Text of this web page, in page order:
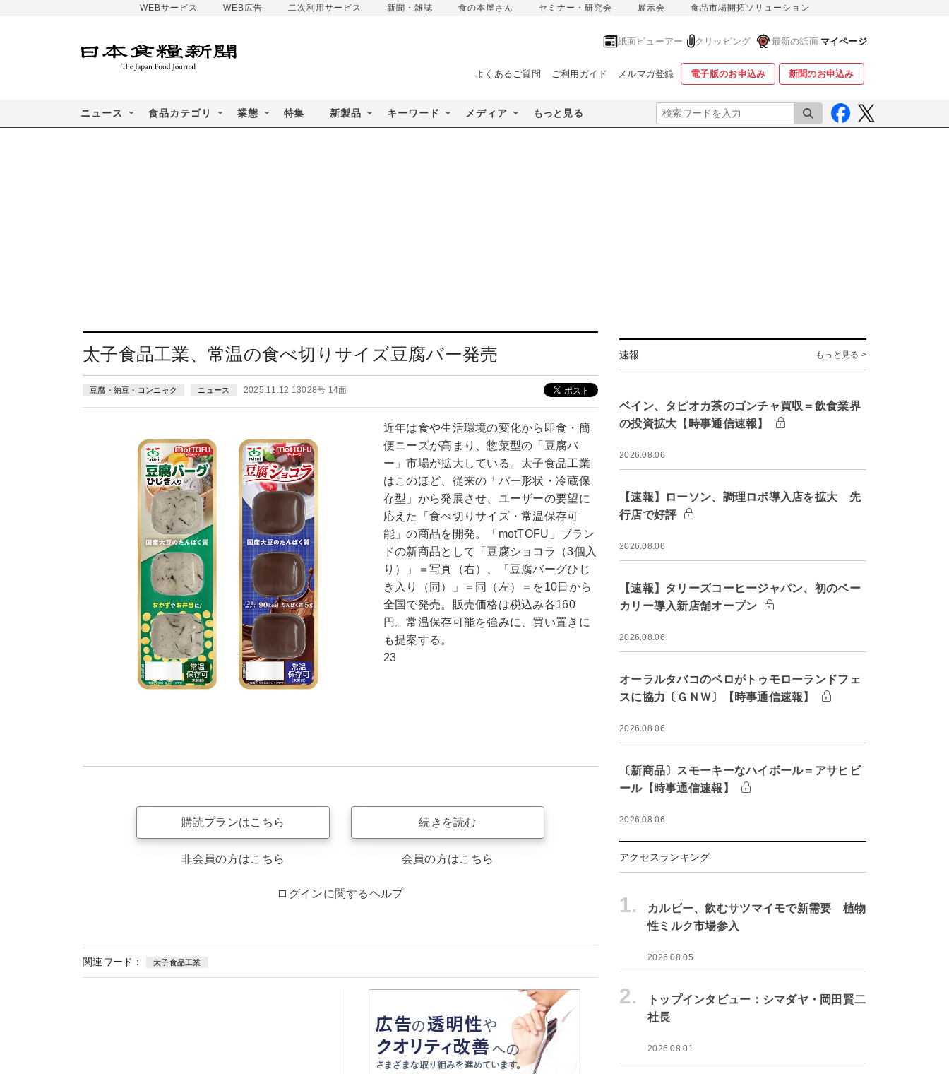
WEBサービス WEB広告 二次利用サービス 新聞・雑誌 食の本屋さん セミナー・研究会 展示会 食品市場開拓ソリューション
紙面ビューアー クリッピング 最新の紙面 マイページ
よくあるご質問 ご利用ガイド メルマガ登録 電子版のお申込み 新聞のお申込み
ニュース 食品カテゴリ 業態 特集 新製品 キーワード メディア もっと見る 検索
太子食品工業、常温の食べ切りサイズ豆腐バー発売
豆腐・納豆・コンニャク ニュース 2025.11.12 13028号 14面
近年は食や生活環境の変化から即食・簡
便ニーズが高まり、惣菜型の「豆腐バ
ー」市場が拡大している。太子食品工業
はこのほど、従来の「バー形状・冷蔵保
存型」から発展させ、ユーザーの要望に
応えた「食べ切りサイズ・常温保存可
能」の商品を開発。「motTOFU」ブラン
ドの新商品として「豆腐ショコラ（3個入
り）」＝写真（右）、「豆腐バーグひじ
き入り（同）」＝同（左）＝を10日から
全国で発売。販売価格は税込み各160
円。常温保存可能を強みに、買い置きに
も提案する。
23
購読プランはこちら
非会員の方はこちら
続きを読む
会員の方はこちら
ログインに関するヘルプ
関連ワード： 太子食品工業
速報 もっと見る >
ベイン、タピオカ茶のゴンチャ買収＝飲食業界
の投資拡大【時事通信速報】
2026.08.06
【速報】ローソン、調理ロボ導入店を拡大 先
行店で好評
2026.08.06
【速報】タリーズコーヒージャパン、初のベー
カリー導入新店舗オープン
2026.08.06
オーラルタバコのベロがトゥモローランドフェ
スに協力〔ＧＮＷ〕【時事通信速報】
2026.08.06
〔新商品〕スモーキーなハイボール＝アサヒビ
ール【時事通信速報】
2026.08.06
アクセスランキング
1.
カルビー、飲むサツマイモで新需要 植物
性ミルク市場参入
2026.08.05
2.
トップインタビュー：シマダヤ・岡田賢二
社長
2026.08.01